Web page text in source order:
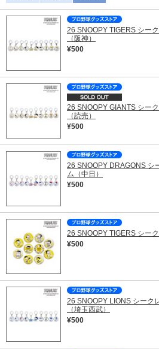
26 SNOOPY TIGERS シー
（阪神）
¥500
26 SNOOPY GIANTS シー
（読売）
¥500
26 SNOOPY DRAGONS シ
ム（中日）
¥500
26 SNOOPY TIGERS シー
¥500
26 SNOOPY LIONS シーク
（埼玉西武）
¥500